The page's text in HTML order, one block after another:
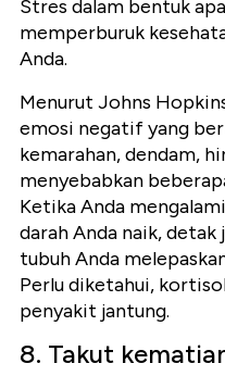
Stres dalam bentuk
memperburuk
Anda.
Menurut Johns
emosi negatif yang
kemarahan, dendam,
menyebabkan
Ketika Anda
darah Anda naik, detak
tubuh Anda
Perlu diketahui,
penyakit jantung.
8. Takut